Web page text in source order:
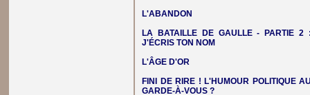
L'ABANDON
LA BATAILLE DE GAULLE - PARTIE 2
J'ÉCRIS TON NOM
L'ÂGE D'OR
FINI DE RIRE ! L'HUMOUR POLITIQUE
GARDE-À-VOUS ?